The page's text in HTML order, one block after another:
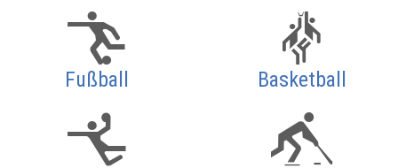
Fußball Basketball